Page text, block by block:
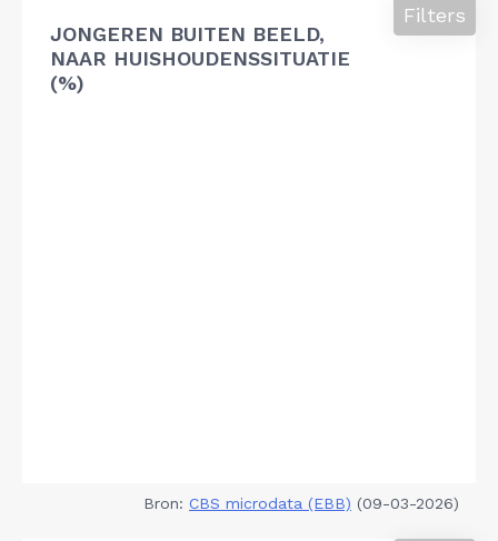
JONGEREN BUITEN BEELD,
NAAR HUISHOUDENSSITUATIE
(%)
Filters
Bron: CBS microdata (EBB) (09-03-2026)